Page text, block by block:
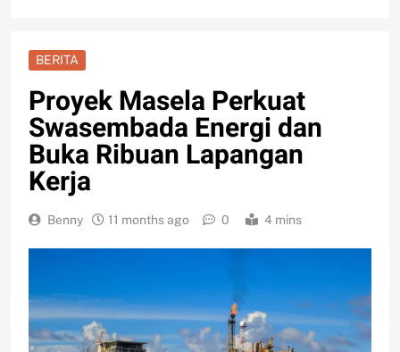
BERITA
Proyek Masela Perkuat
Swasembada Energi dan
Buka Ribuan Lapangan
Kerja
Benny 11 months ago 0 4 mins